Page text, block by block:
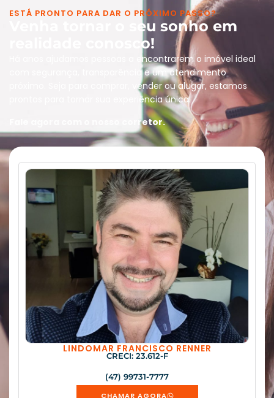
ESTÁ PRONTO PARA DAR O PRÓXIMO PASSO?
Venha tornar o seu sonho em
realidade conosco!
Há anos ajudamos pessoas a encontrarem o imóvel ideal
com segurança, transparência e um atendimento
próximo. Seja para comprar, vender ou alugar, estamos
prontos para tornar sua experiência única.
Fale agora com o nosso corretor.
LINDOMAR FRANCISCO RENNER
CRECI: 23.612-F
(47) 99731-7777
CHAMAR AGORA